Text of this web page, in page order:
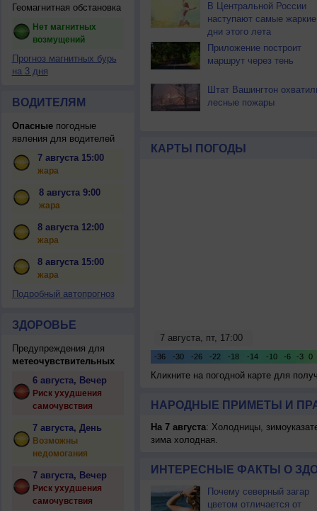
Геомагнитная обстановка
Нет магнитных
возмущений
Прогноз магнитных бурь
на 3 дня
ВОДИТЕЛЯМ
Опасныепогодные
явления для водителей
7 августа 15:00
жара
8 августа 9:00
жара
8 августа 12:00
жара
8 августа 15:00
жара
Подробный автопрогноз
ЗДОРОВЬЕ
Предупреждения для
метеочувствительных
6 августа, Вечер
Риск ухудшения
самочувствия
7 августа, День
Возможны
недомогания
7 августа, Вечер
Риск ухудшения
самочувствия
В Центральной России
наступают самые жаркие
дни этого лета
Приложение построит
маршрут через тень
Штат Вашингтон
лесные пожары
КАРТЫ ПОГОДЫ
Кликните на погодной карте для
НАРОДНЫЕ ПРИМЕТЫ И
На 7 августа: Холодницы,
зима холодная.
ИНТЕРЕСНЫЕ ФАКТЫ О
Почему северный загар
цветом отличается от